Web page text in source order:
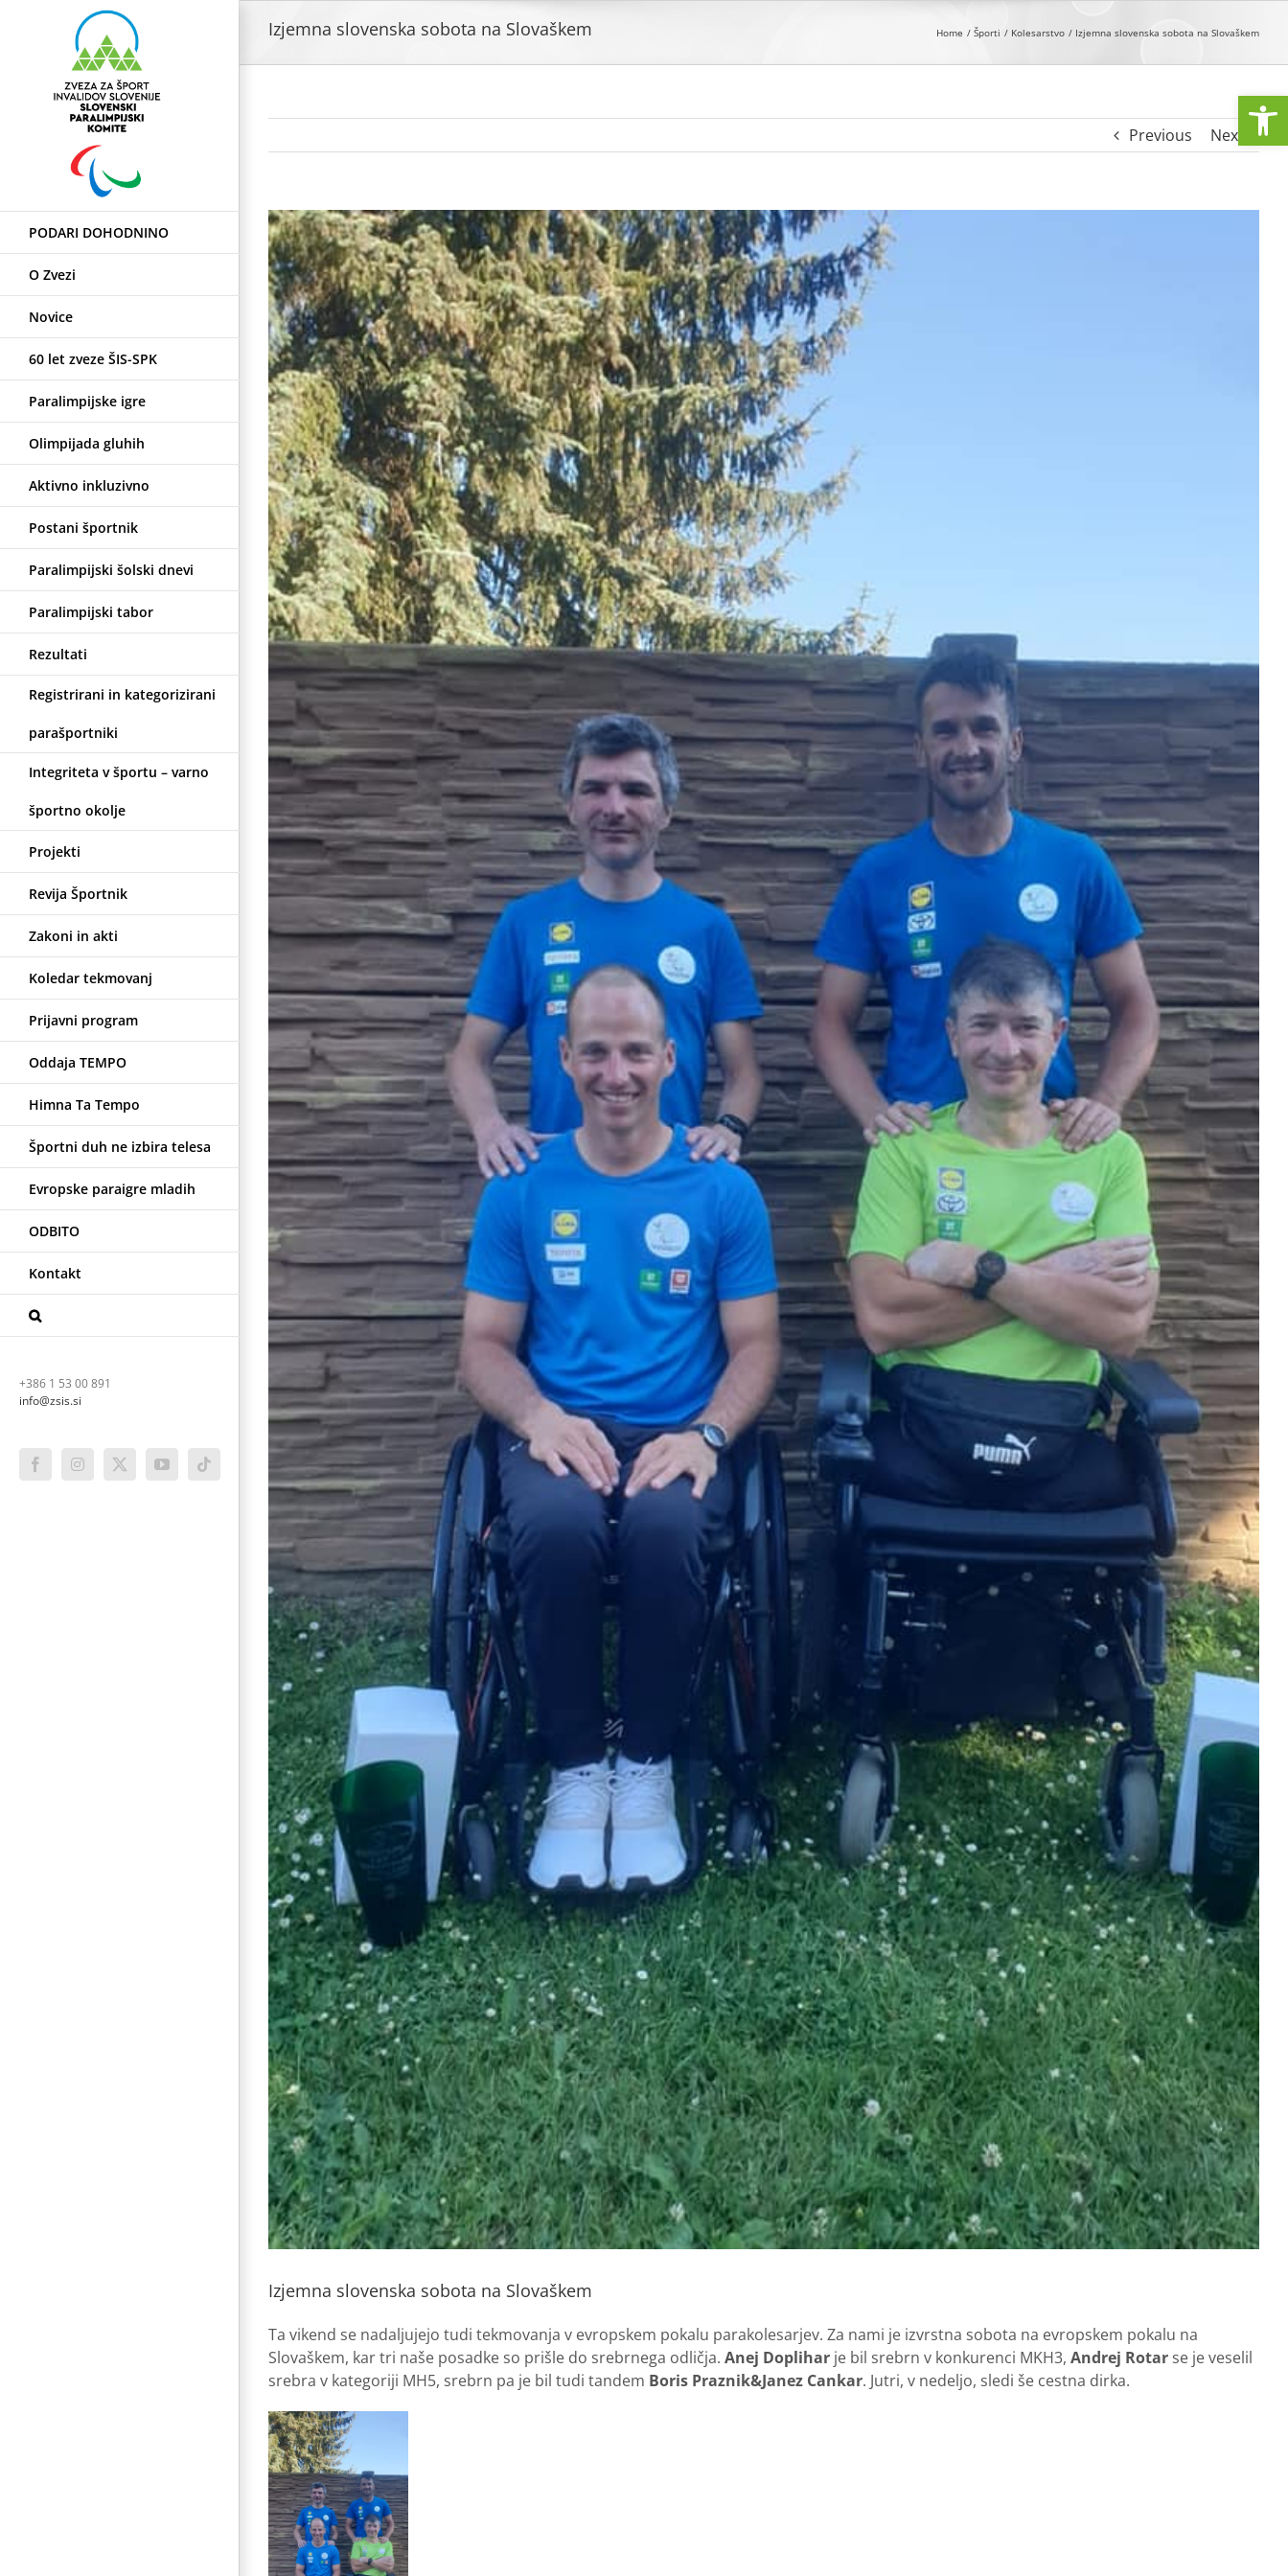
PODARI DOHODNINO
O Zvezi
Novice
60 let zveze ŠIS-SPK
Paralimpijske igre
Olimpijada gluhih
Aktivno inkluzivno
Postani športnik
Paralimpijski šolski dnevi
Paralimpijski tabor
Rezultati
Registrirani in kategorizirani
parašportniki
Integriteta v športu – varno
športno okolje
Projekti
Revija Športnik
Zakoni in akti
Koledar tekmovanj
Prijavni program
Oddaja TEMPO
Himna Ta Tempo
Športni duh ne izbira telesa
Evropske paraigre mladih
ODBITO
Kontakt
+386 1 53 00 891
info@zsis.si
FacebookInstagram
X YouTubeTiktok
Izjemna slovenska sobota na Slovaškem Home Športi Kolesarstvo Izjemna slovenska sobota na Slovaškem
Previous Next
View
Larger
Image
Izjemna slovenska sobota na Slovaškem
Ta vikend se nadaljujejo tudi tekmovanja v evropskem pokalu parakolesarjev. Za nami je izvrstna sobota na evropskem pokalu na
Slovaškem, kar tri naše posadke so prišle do srebrnega odličja. Anej Doplihar je bil srebrn v konkurenci MKH3, Andrej Rotar se je veselil
srebra v kategoriji MH5, srebrn pa je bil tudi tandem Boris Praznik&Janez Cankar. Jutri, v nedeljo, sledi še cestna dirka.